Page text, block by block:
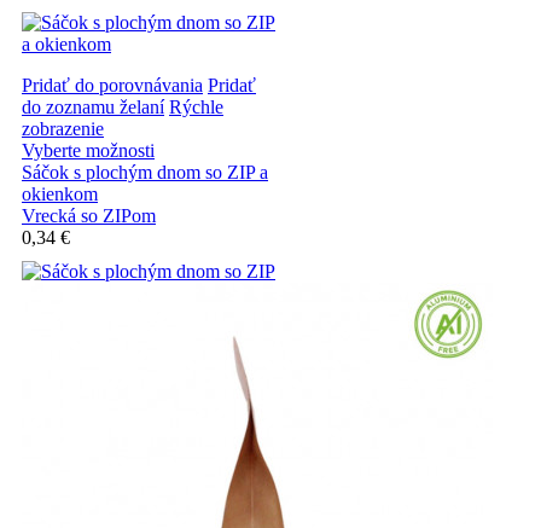
Pridať do porovnávania Pridať
do zoznamu želaní Rýchle
zobrazenie
Vyberte možnosti
Sáčok s plochým dnom so ZIP a
okienkom
Vrecká so ZIPom
0,34 €